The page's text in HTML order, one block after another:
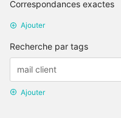
Correspondances exactes
Ajouter
Recherche par tags
Ajouter